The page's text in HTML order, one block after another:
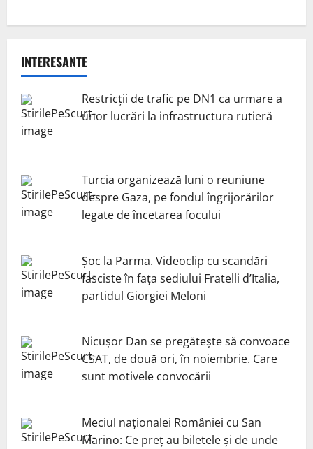
INTERESANTE
Restricții de trafic pe DN1 ca urmare a
unor lucrări la infrastructura rutieră
Turcia organizează luni o reuniune
despre Gaza, pe fondul îngrijorărilor
legate de încetarea focului
Șoc la Parma. Videoclip cu scandări
fasciste în fața sediului Fratelli d’Italia,
partidul Giorgiei Meloni
Nicuşor Dan se pregăteşte să convoace
CSAT, de două ori, în noiembrie. Care
sunt motivele convocării
Meciul naționalei României cu San
Marino: Ce preț au biletele și de unde